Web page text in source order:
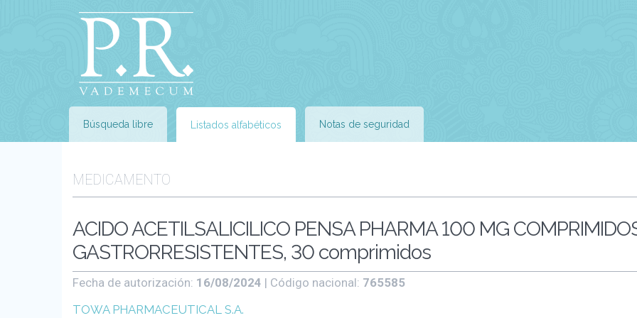
Búsqueda libre Listados alfabéticos Notas de seguridad
MEDICAMENTO
ACIDO ACETILSALICILICO PENSA PHARMA 100 MG
GASTRORRESISTENTES, 30 comprimidos
Fecha de autorización: 16/08/2024 | Código nacional: 765585
TOWA PHARMACEUTICAL S.A.